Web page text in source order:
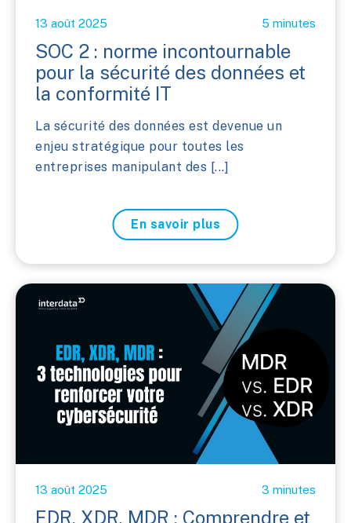
13 août 2025 5 minutes
SOC 2 : norme incontournable
pour la sécurité des données et
la conformité IT
La sécurité des données est devenue un
enjeu stratégique pour toutes les
entreprises manipulant des [...]
En savoir plus
13 août 2025 3 minutes
EDR, XDR, MDR : Comprendre et